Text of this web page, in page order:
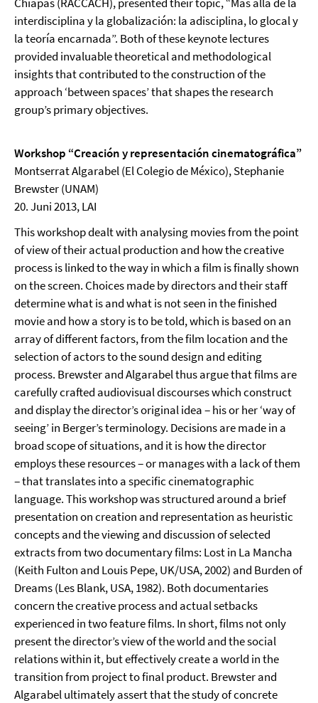
interdisciplina y la globalización: la adisciplina, lo glocal y
la teoría encarnada”. Both of these keynote lectures
provided invaluable theoretical and methodological
insights that contributed to the construction of the
approach ‘between spaces’ that shapes the research
group’s primary objectives.
Workshop “Creación y representación cinematográfica”
Montserrat Algarabel (El Colegio de México), Stephanie
Brewster (UNAM)
20. Juni 2013, LAI
This workshop dealt with analysing movies from the point
of view of their actual production and how the creative
process is linked to the way in which a film is finally shown
on the screen. Choices made by directors and their staff
determine what is and what is not seen in the finished
movie and how a story is to be told, which is based on an
array of different factors, from the film location and the
selection of actors to the sound design and editing
process. Brewster and Algarabel thus argue that films are
carefully crafted audiovisual discourses which construct
and display the director’s original idea ‒ his or her ‘way of
seeing’ in Berger’s terminology. Decisions are made in a
broad scope of situations, and it is how the director
employs these resources ‒ or manages with a lack of them
‒ that translates into a specific cinematographic
language. This workshop was structured around a brief
presentation on creation and representation as heuristic
concepts and the viewing and discussion of selected
extracts from two documentary films: Lost in La Mancha
(Keith Fulton and Louis Pepe, UK/USA, 2002) and Burden of
Dreams (Les Blank, USA, 1982). Both documentaries
concern the creative process and actual setbacks
experienced in two feature films. In short, films not only
present the director’s view of the world and the social
relations within it, but effectively create a world in the
transition from project to final product. Brewster and
Algarabel ultimately assert that the study of concrete